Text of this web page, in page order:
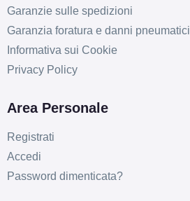
Garanzie sulle spedizioni
Garanzia foratura e danni pneumatici
Informativa sui Cookie
Privacy Policy
Area Personale
Registrati
Accedi
Password dimenticata?